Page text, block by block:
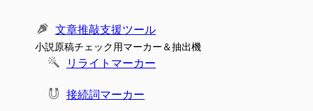
文章推敲支援ツール
小説原稿チェック用マーカー＆抽出機
リライトマーカー
接続詞マーカー